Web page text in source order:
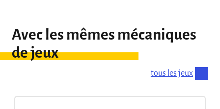
Avec les mêmes mécaniques
de jeux
tous les jeux